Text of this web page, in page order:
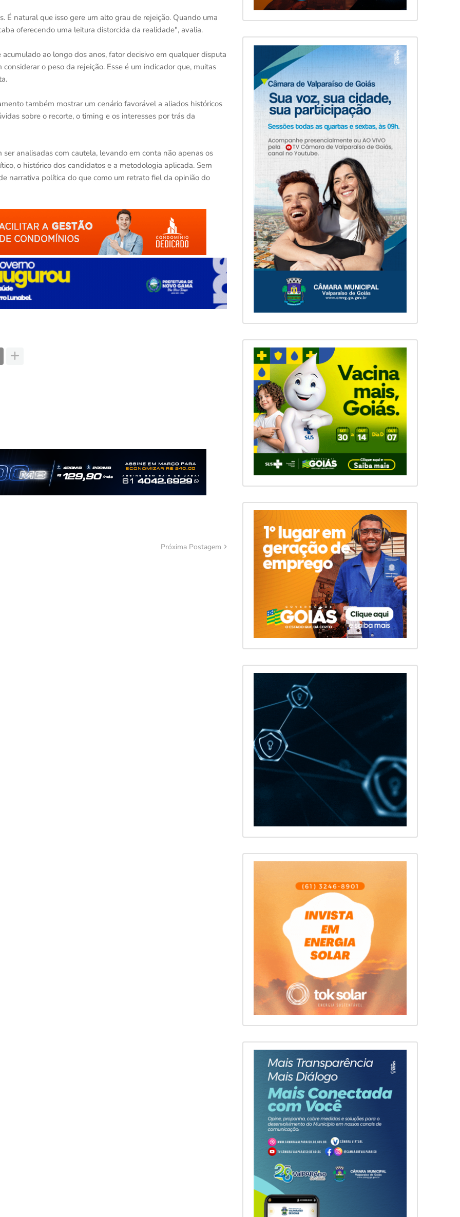
É natural que isso gere um alto grau de rejeição. Quando uma
oferecendo uma leitura distorcida da realidade", avalia.
ao longo dos anos, fator decisivo em qualquer disputa
o peso da rejeição. Esse é um indicador que, muitas
também mostrar um cenário favorável a aliados históricos
sobre o recorte, o timing e os interesses por trás da
analisadas com cautela, levando em conta não apenas os
o histórico dos candidatos e a metodologia aplicada. Sem
narrativa política do que como um retrato fiel da opinião do
Próxima Postagem